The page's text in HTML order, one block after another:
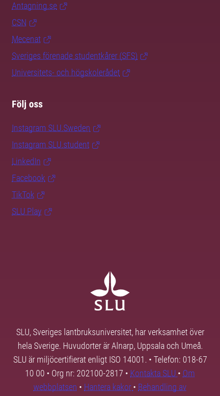
Antagning.se
CSN
Mecenat
Sveriges förenade studentkårer (SFS)
Universitets- och högskolerådet
Följ oss
Instagram SLU.Sweden
Instagram SLU.student
LinkedIn
Facebook
TikTok
SLU Play
SLU, Sveriges lantbruksuniversitet, har verksamhet över
hela Sverige. Huvudorter är Alnarp, Uppsala och Umeå.
SLU är miljöcertifierat enligt ISO 14001. • Telefon: 018-67
10 00 • Org nr: 202100-2817 • Kontakta SLU • Om
webbplatsen • Hantera kakor • Behandling av